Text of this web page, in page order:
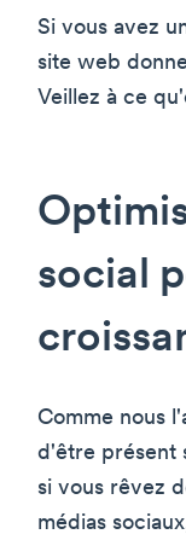
Si vous avez
site web
Veillez à ce
social
Comme nous
d'être présent
si vous rêvez
médias